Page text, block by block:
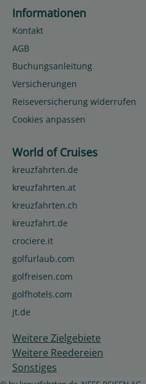
Informationen
Kontakt
AGB
Buchungsanleitung
Versicherungen
Reiseversicherung widerrufen
Cookies anpassen
World of Cruises
kreuzfahrten.de
kreuzfahrten.at
kreuzfahrten.ch
kreuzfahrt.de
crociere.it
golfurlaub.com
golfreisen.com
golfhotels.com
jt.de
Weitere Zielgebiete
Weitere Reedereien
Sonstiges